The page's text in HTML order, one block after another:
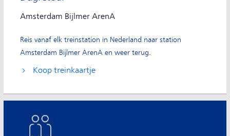
Amsterdam Bijlmer ArenA
Reis vanaf elk treinstation in Nederland naar station
Amsterdam Bijlmer ArenA en weer terug.
Koop treinkaartje